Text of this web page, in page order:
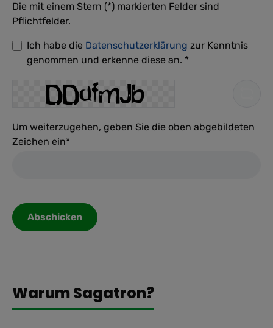
Die mit einem Stern (*) markierten Felder sind
Pflichtfelder.
Ich habe die Datenschutzerklärung zur Kenntnis
genommen und erkenne diese an. *
Um weiterzugehen, geben Sie die oben abgebildeten
Zeichen ein*
Abschicken
Warum Sagatron?